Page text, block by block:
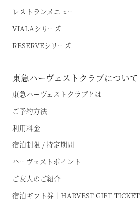
レストランメニュー
VIALAシリーズ
RESERVEシリーズ
東急ハーヴェストクラブについて
東急ハーヴェストクラブとは
ご予約方法
利用料金
宿泊制限 / 特定期間
ハーヴェストポイント
ご友人のご紹介
宿泊ギフト券｜HARVEST GIFT TICKET